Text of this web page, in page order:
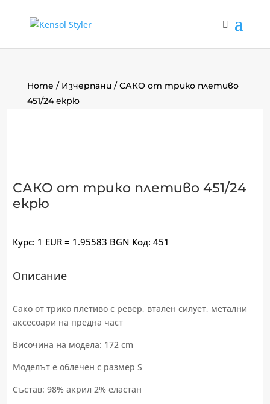
Home / Изчерпани / САКО от трико плетиво
451/24 екрю
САКО от трико плетиво 451/24
екрю
Курс: 1 EUR = 1.95583 BGN Код:451
Описание
Сако от трико плетиво с ревер, втален силует, метални
аксесоари на предна част
Височина на модела: 172 cm
Моделът е облечен с размер S
Състав: 98% акрил 2% еластан